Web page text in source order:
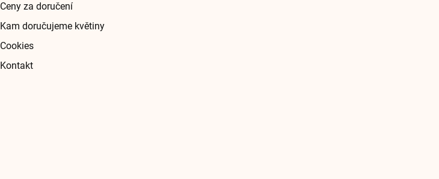
Ceny za doručení
Kam doručujeme květiny
Cookies
Kontakt